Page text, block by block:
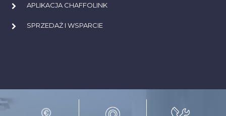
APLIKACJA CHAFFOLINK
SPRZEDAŻ I WSPARCIE